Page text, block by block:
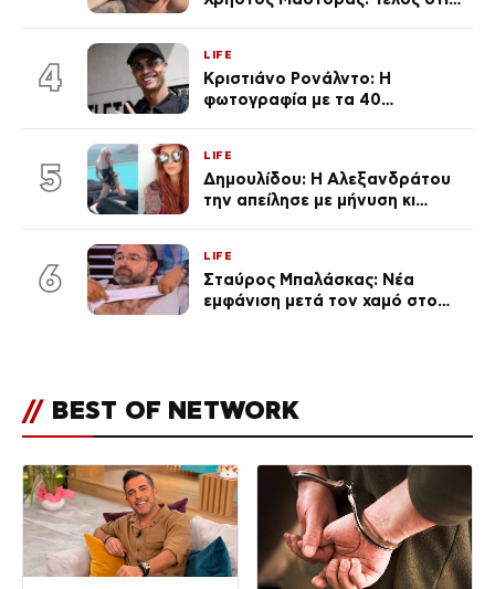
4
LIFE
Κριστιάνο Ρονάλντο: Η
φωτογραφία με τα 40
εκ. likes
5
LIFE
Δημουλίδου: Η Αλεξανδράτου
την απείλησε με μήνυση κι
ποια είσαι σοκαρίστικα»
6
LIFE
Σταύρος Μπαλάσκας: Νέα
εμφάνιση μετά τον χαμό στο
// BEST OF NETWORK